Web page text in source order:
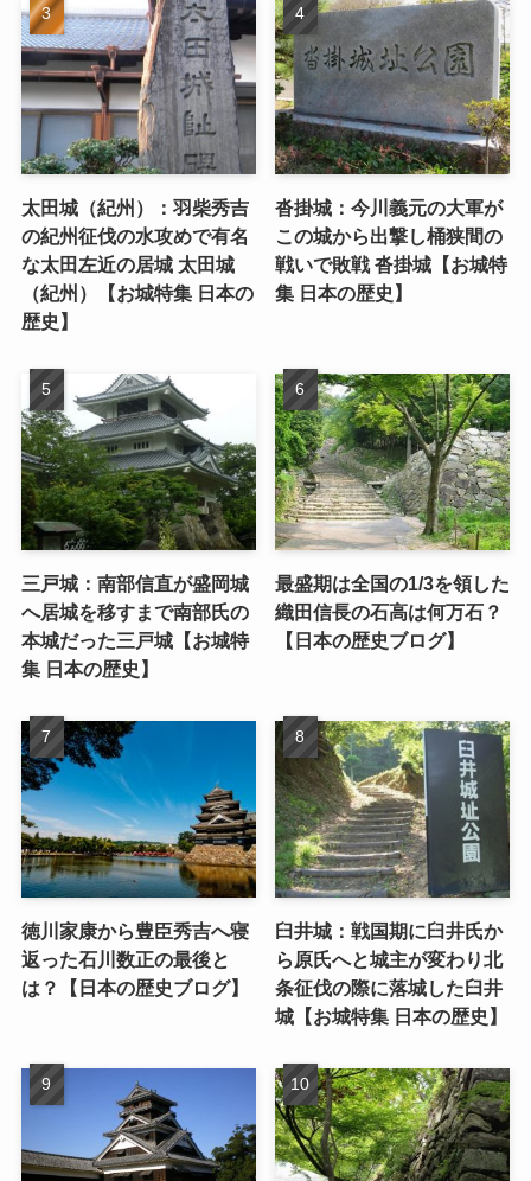
太田城（紀州）：羽柴秀吉
の紀州征伐の水攻めで有名
な太田左近の居城 太田城
（紀州）【お城特集 日本の
歴史】
沓掛城：今川義元の大軍が
この城から出撃し桶狭間の
戦いで敗戦 沓掛城【お城特
集 日本の歴史】
三戸城：南部信直が盛岡城
へ居城を移すまで南部氏の
本城だった三戸城【お城特
集 日本の歴史】
最盛期は全国の1/3を領した
織田信長の石高は何万石？
【日本の歴史ブログ】
徳川家康から豊臣秀吉へ寝
返った石川数正の最後と
は？【日本の歴史ブログ】
臼井城：戦国期に臼井氏か
ら原氏へと城主が変わり北
条征伐の際に落城した臼井
城【お城特集 日本の歴史】